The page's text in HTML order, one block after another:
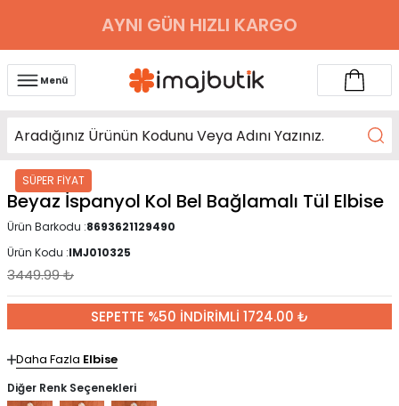
AYNI GÜN HIZLI KARGO
Menü
SÜPER FİYAT
Beyaz İspanyol Kol Bel Bağlamalı Tül Elbise
Ürün Barkodu :8693621129490
Ürün Kodu :IMJ010325
3449.99₺
SEPETTE %50 İNDİRİMLİ 1724.00 ₺
Daha Fazla Elbise
Diğer Renk Seçenekleri